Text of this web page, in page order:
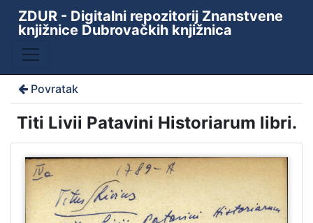
ZDUR - Digitalni repozitorij Znanstvene
knjižnice Dubrovačkih knjižnica
Povratak
Titi Livii Patavini Historiarum libri.